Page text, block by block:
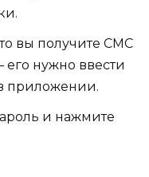
вы получите СМС
нужно ввести
приложении.
и нажмите